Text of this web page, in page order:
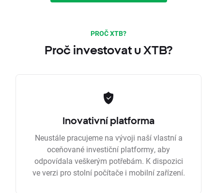
PROČ XTB?
Proč investovat u XTB?
Inovativní platforma
Neustále pracujeme na vývoji naší vlastní a
oceňované investiční platformy, aby
odpovídala veškerým potřebám. K dispozici
ve verzi pro stolní počítače i mobilní zařízení.